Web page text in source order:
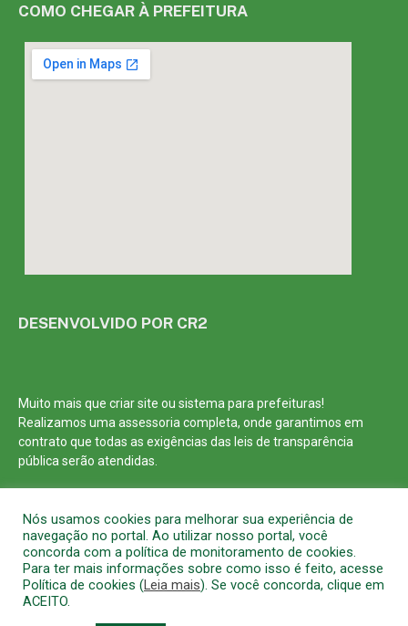
COMO CHEGAR À PREFEITURA
DESENVOLVIDO POR CR2
Muito mais que criar site ou sistema para prefeituras!
Realizamos uma assessoria completa, onde garantimos em
contrato que todas as exigências das leis de transparência
pública serão atendidas.
Todos os direitos reservados a Prefeitura Municipal de Barcarena
Nós usamos cookies para melhorar sua experiência de
navegação no portal. Ao utilizar nosso portal, você
concorda com a política de monitoramento de cookies.
Para ter mais informações sobre como isso é feito, acesse
Política de cookies (Leia mais). Se você concorda, clique em
ACEITO.